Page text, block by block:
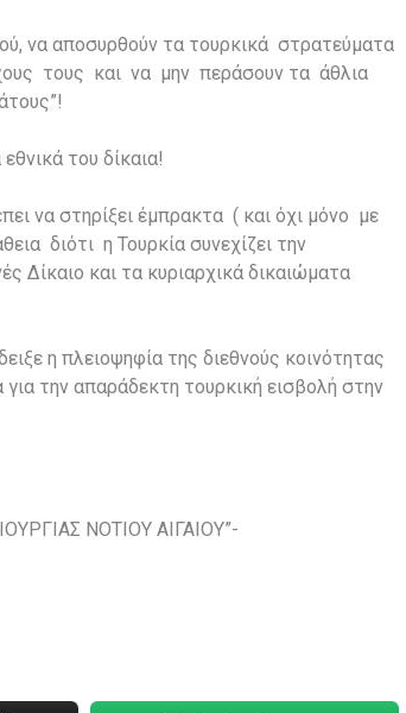
να αποσυρθούν τα τουρκικά στρατεύματα
τους και να μην περάσουν τα άθλια
του δίκαια!
να στηρίξει έμπρακτα ( και όχι μόνο με
διότι η Τουρκία συνεχίζει την
Δίκαιο και τα κυριαρχικά δικαιώματα
η πλειοψηφία της διεθνούς κοινότητας
την απαράδεκτη τουρκική εισβολή στην
ΝΟΤΙΟΥ ΑΙΓΑΙΟΥ”-